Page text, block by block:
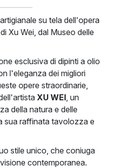
su tela dell'opera
Xu Wei, dal Museo delle
esclusiva di dipinti a olio
l'eleganza dei migliori
opere straordinarie,
XU WEI , un
della natura e delle
sua raffinata tavolozza e
stile unico, che coniuga
contemporanea.